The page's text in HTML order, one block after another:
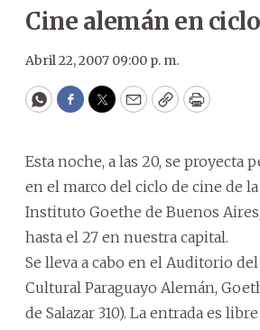
Cine alemán en
Abril 22, 2007 09:00 p. m.
WhatsApp
Facebook
Twitter
EmailCopyPrint
Esta noche, a las 20, se proyecta
en el marco del ciclo de cine de
Instituto Goethe de Buenos
hasta el 27 en nuestra capital.
Se lleva a cabo en el Auditorio
Cultural Paraguayo Alemán,
de Salazar 310). La entrada es